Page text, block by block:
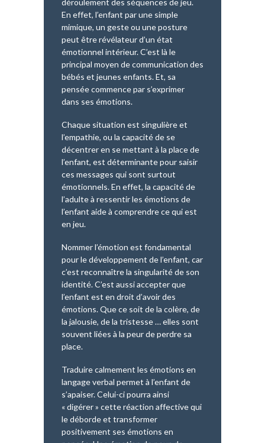
déroulement des séquences de jeu.
En effet, l’enfant par une simple
mimique, un geste ou une posture
peut être révélateur d’un état
émotionnel intérieur. C’est là le
principal moyen de communication des
bébés et jeunes enfants. Et, sa
pensée commence par s’exprimer
dans ses émotions.
Chaque situation est singulière et
l’empathie, ou la capacité de se
décentrer en se mettant à la place de
l’enfant, est déterminante pour saisir
ces messages qui sont surtout
émotionnels. En effet, la capacité de
l’adulte à ressentir les émotions de
l’enfant aide à comprendre ce qui est
en jeu.
Nommer l’émotion est fondamental
pour le développement de l’enfant, car
c’est reconnaître la singularité de son
identité. C’est aussi accepter que
l’enfant est en droit d’avoir des
émotions. Que ce soit de la colère, de
la jalousie, de la tristesse … elles sont
souvent liées à la peur de perdre sa
place.
Traduire calmement les émotions en
langage verbal permet à l’enfant de
s’apaiser. Celui-ci pourra ainsi
« digérer » cette réaction affective qui
le déborde et transformer
positivement ses émotions en